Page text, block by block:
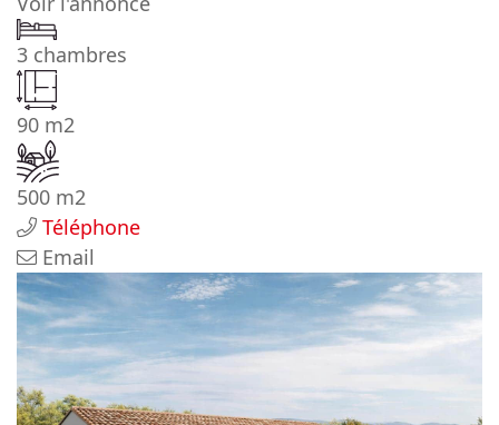
3 chambres
90 m2
500 m2
Téléphone
Email